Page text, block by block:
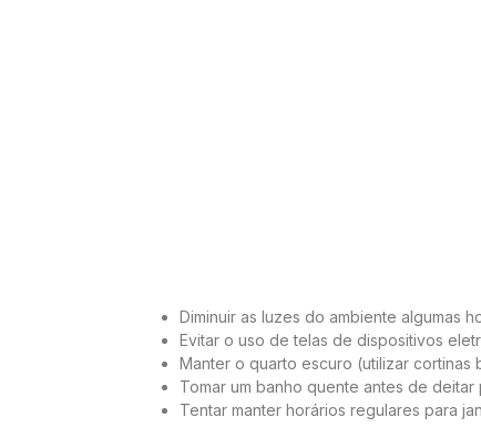
Diminuir as luzes do ambiente algumas
Evitar o uso de telas de dispositivos
Manter o quarto escuro (utilizar cortinas
Tomar um banho quente antes de
Tentar manter horários regulares para